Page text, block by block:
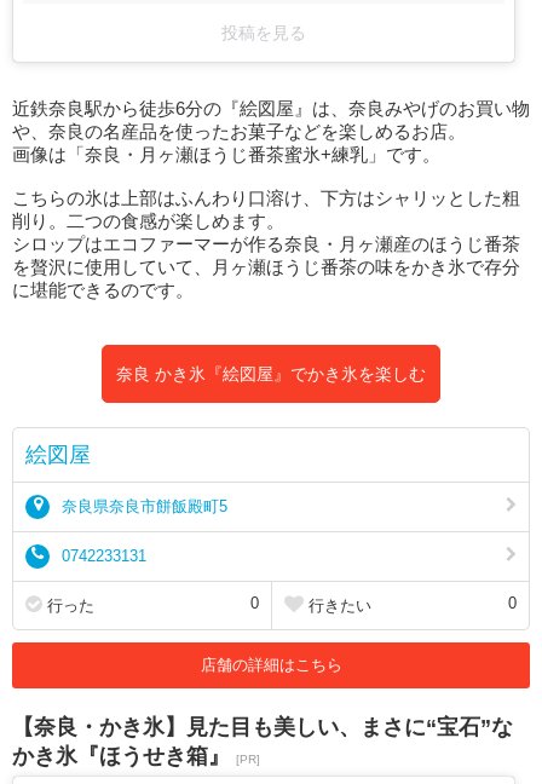
投稿を見る
近鉄奈良駅から徒歩6分の『絵図屋』は、奈良みやげのお買い物
や、奈良の名産品を使ったお菓子などを楽しめるお店。
画像は「奈良・月ヶ瀬ほうじ番茶蜜氷+練乳」です。
こちらの氷は上部はふんわり口溶け、下方はシャリッとした粗
削り。二つの食感が楽しめます。
シロップはエコファーマーが作る奈良・月ヶ瀬産のほうじ番茶
を贅沢に使用していて、月ヶ瀬ほうじ番茶の味をかき氷で存分
に堪能できるのです。
奈良 かき氷『絵図屋』でかき氷を楽しむ
絵図屋
奈良県奈良市餅飯殿町5
0742233131
行った 0 行きたい 0
店舗の詳細はこちら
【奈良・かき氷】見た目も美しい、まさに“宝石”な
かき氷『ほうせき箱』
[PR]